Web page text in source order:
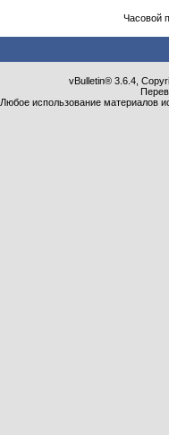
Часовой
vBulletin® 3.6.4,
Любое использование материалов